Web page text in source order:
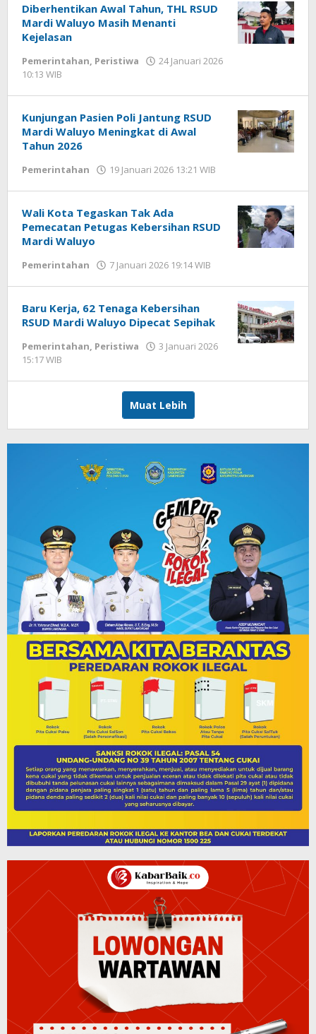
Diberhentikan Awal Tahun, THL RSUD
Mardi Waluyo Masih Menanti
Kejelasan
Pemerintahan, Peristiwa
24 Januari 2026
10:13 WIB
Kunjungan Pasien Poli Jantung RSUD
Mardi Waluyo Meningkat di Awal
Tahun 2026
Pemerintahan 19 Januari 2026 13:21 WIB
Wali Kota Tegaskan Tak Ada
Pemecatan Petugas Kebersihan RSUD
Mardi Waluyo
Pemerintahan 7 Januari 2026 19:14 WIB
Baru Kerja, 62 Tenaga Kebersihan
RSUD Mardi Waluyo Dipecat Sepihak
Pemerintahan, Peristiwa
3 Januari 2026
15:17 WIB
Muat Lebih